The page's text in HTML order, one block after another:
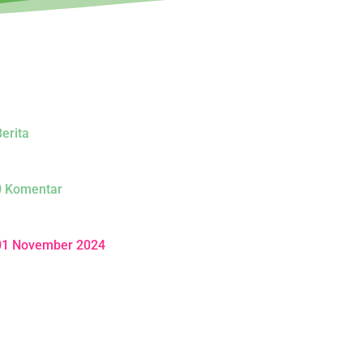
Komentar
November 2024